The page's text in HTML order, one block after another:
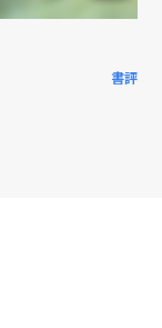
書評